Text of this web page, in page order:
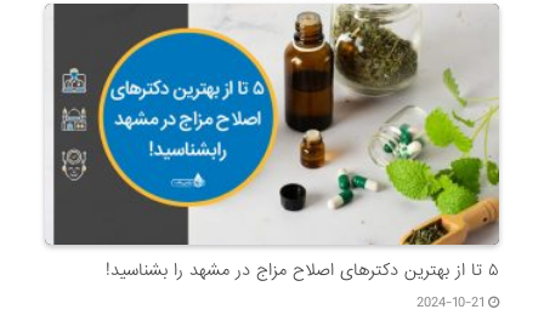
۵ تا از بهترین دکتر‌های اصلاح مزاج در مشهد را بشناسید!
2024-10-21